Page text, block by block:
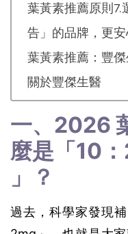
葉黃素推薦原則7.
告」的品牌，更
葉黃素推薦：豐傑
關於豐傑生醫
一、2026
麼是「10
」？
過去，科學家發現